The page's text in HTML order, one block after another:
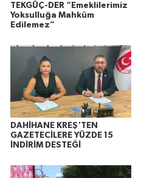
TEKGÜÇ-DER “Emeklilerimiz
Yoksulluğa Mahkûm
Edilemez”
DAHİHANE KREŞ'TEN
GAZETECİLERE YÜZDE 15
İNDİRİM DESTEĞİ